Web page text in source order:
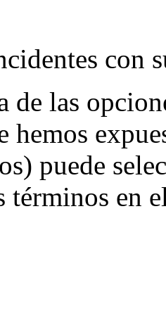
con
de las
hemos
puede
en